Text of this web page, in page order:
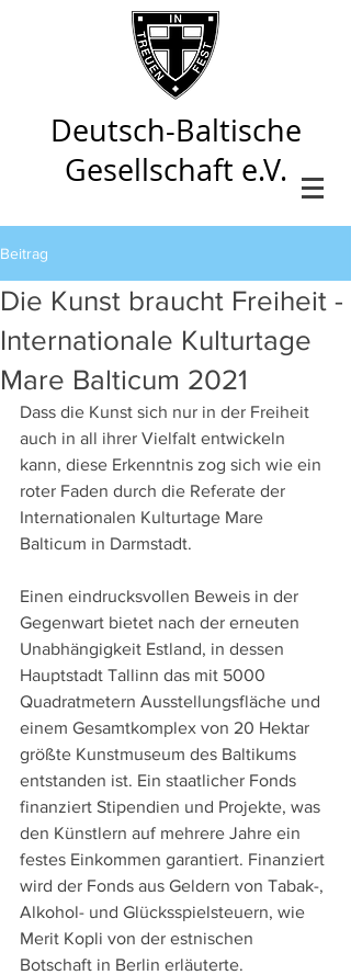
Deutsch-Baltische
Gesellschaft e.V.
Beitrag
Die Kunst braucht Freiheit -
Internationale Kulturtage
Mare Balticum 2021
Dass die Kunst sich nur in der Freiheit
auch in all ihrer Vielfalt entwickeln
kann, diese Erkenntnis zog sich wie ein
roter Faden durch die Referate der
Internationalen Kulturtage Mare
Balticum in Darmstadt.
Einen eindrucksvollen Beweis in der
Gegenwart bietet nach der erneuten
Unabhängigkeit Estland, in dessen
Hauptstadt Tallinn das mit 5000
Quadratmetern Ausstellungsfläche und
einem Gesamtkomplex von 20 Hektar
größte Kunstmuseum des Baltikums
entstanden ist. Ein staatlicher Fonds
finanziert Stipendien und Projekte, was
den Künstlern auf mehrere Jahre ein
festes Einkommen garantiert. Finanziert
wird der Fonds aus Geldern von Tabak-,
Alkohol- und Glücksspielsteuern, wie
Merit Kopli von der estnischen
Botschaft in Berlin erläuterte.